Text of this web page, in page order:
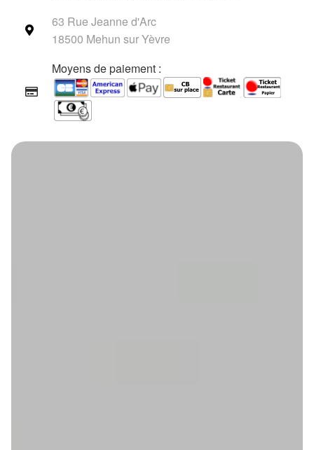
63 Rue Jeanne d'Arc
18500 Mehun sur Yèvre
Moyens de paiement :